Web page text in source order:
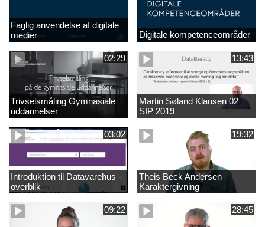
Faglig anvendelse af digitale
medier
Digitale kompetenceområder
02:29
Trivselsmåling Gymnasiale
uddannelser
13:43
Martin Søland Klausen 02
SIP 2019
03:02
Introduktion til Datavarehus -
overblik
19:32
Theis Beck Andersen
Karaktergivning
09:22 28:45